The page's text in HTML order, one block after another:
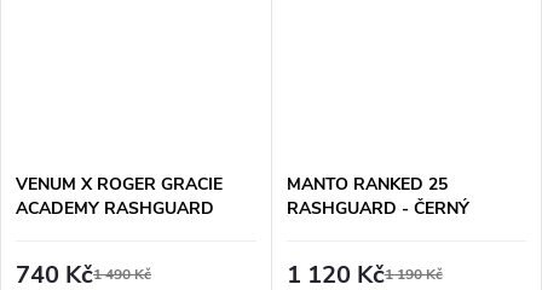
VENUM X ROGER GRACIE
ACADEMY RASHGUARD
740 Kč1 490 Kč
MANTO RANKED 25
RASHGUARD - ČERNÝ
1 120 Kč1 190 Kč